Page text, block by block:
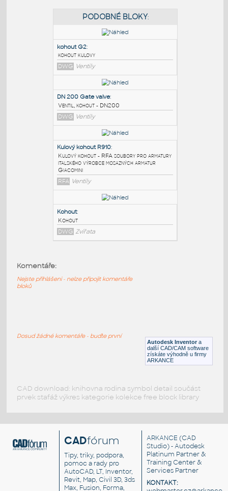
PODOBNÉ BLOKY
:
kohout kulovy
DWG Ventily
DN 200 Gate valve:
Ventil, kohout - DN200
DWG
Kohout
Autodesk Inventor a
další CAD/CAM software
získáte výhodně u firmy
ARKANCE
Komentáře:
Nejste přihlášeni - nelze připojit komentáře
bloků
Dosud žádné komentáře - buďte první
CAD download: knihovna rodina symbol detail součást
prvek stafáž výkres kategorie kolekce free block library
CADfórum
Tipy, triky, podpora,
pomoc a rady pro
AutoCAD, LT, Inventor,
Revit, Map, Civil 3D, 3ds
Max, Fusion, Forma,
ARKANCE (CAD
Studio) - Autodesk
Platinum Partner &
Training Center &
Services Partner
KONTAKT: